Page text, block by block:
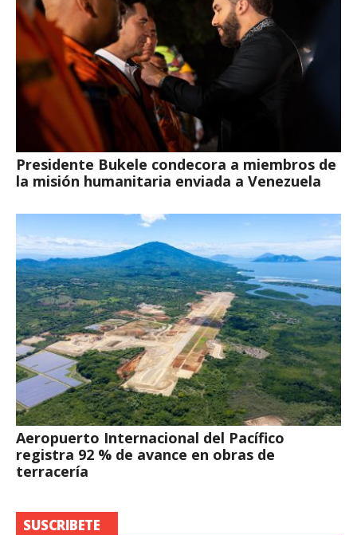
Presidente Bukele condecora a miembros de
la misión humanitaria enviada a Venezuela
Aeropuerto Internacional del Pacífico
registra 92 % de avance en obras de
terracería
SUSCRIBETE